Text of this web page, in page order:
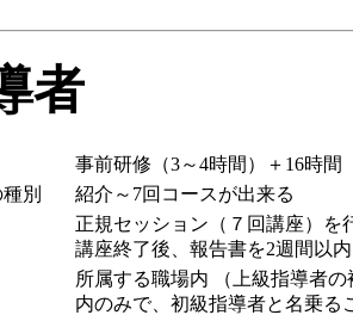
者
事前研修（3～4時間）＋16時
別
紹介～7回コースが出来る
正規セッション（７回講座）を
講座終了後、報告書を2週間以
所属する職場内 （上級指導者
内のみで、初級指導者と名乗る